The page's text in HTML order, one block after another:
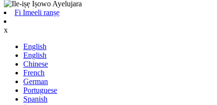
Fi Imeeli ranṣẹ
x
English
English
Chinese
French
German
Portuguese
Spanish